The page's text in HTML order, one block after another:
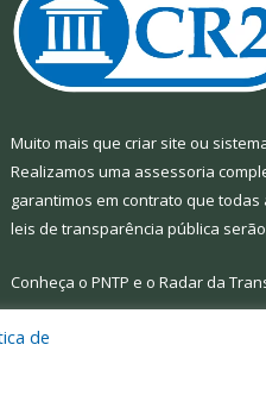
Muito mais que criar site ou
Realizamos uma assessoria
garantimos em contrato que todas
leis de transparência pública
Conheça o PNTP e o Radar da
de